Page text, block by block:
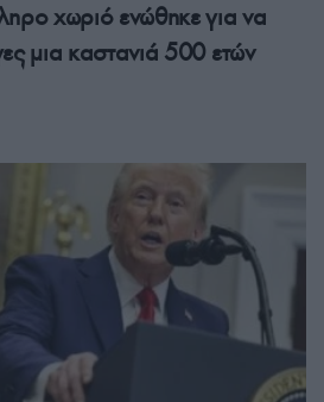
χωριό ενώθηκε για να
μια καστανιά 500 ετών